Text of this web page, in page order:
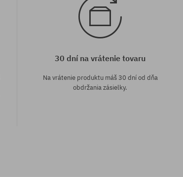
30 dní na vrátenie tovaru
Na vrátenie produktu máš 30 dní od dňa
obdržania zásielky.